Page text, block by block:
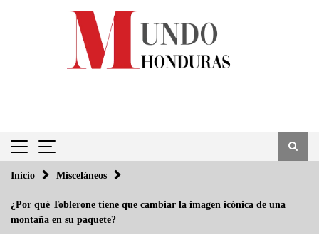
Inicio Misceláneos
¿Por qué Toblerone tiene que cambiar la imagen icónica de una
montaña en su paquete?